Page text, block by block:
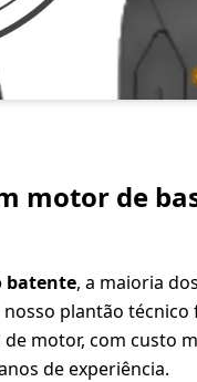
motor de
batente, a maioria
plantão
motor, com custo
de experiência.